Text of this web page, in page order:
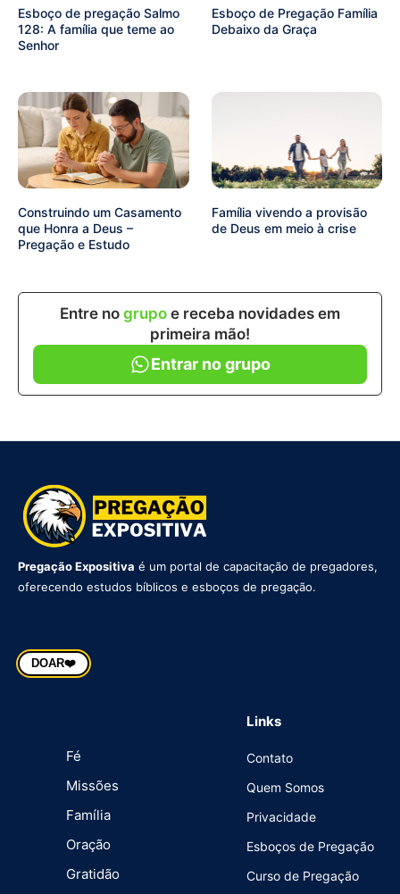
Esboço de pregação Salmo
128: A família que teme ao
Senhor
Esboço de Pregação Família
Debaixo da Graça
Construindo um Casamento
que Honra a Deus –
Pregação e Estudo
Família vivendo a provisão
de Deus em meio à crise
Entre no grupo e receba novidades em
primeira mão!
Entrar no grupo
Pregação Expositiva é um portal de capacitação de pregadores,
oferecendo estudos bíblicos e esboços de pregação.
DOAR❤️
Fé
Missões
Família
Oração
Gratidão
Links
Contato
Quem Somos
Privacidade
Esboços de Pregação
Curso de Pregação